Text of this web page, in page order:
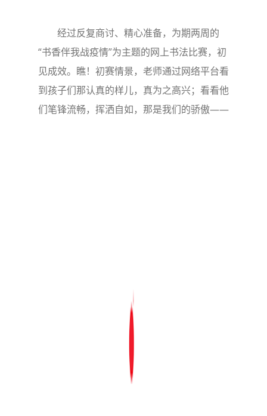
经过反复商讨、精心准备，为期两周的
“书香伴我战疫情”为主题的网上书法比赛，初
见成效。瞧！初赛情景，老师通过网络平台看
到孩子们那认真的样儿，真为之高兴；看看他
们笔锋流畅，挥洒自如，那是我们的骄傲——